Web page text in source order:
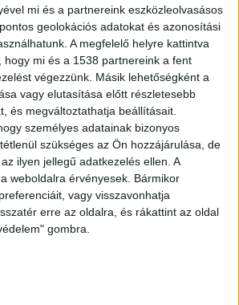
mi és a partnereink eszközleolvasásos
geolokációs adatokat és azonosítási
A megfelelő helyre kattintva
hogy mi és a 1538 partnereink a fent
végezzünk. Másik lehetőségként a
vagy elutasítása előtt részletesebb
és megváltoztathatja beállításait.
személyes adatainak bizonyos
szükséges az Ön hozzájárulása, de
ilyen jellegű adatkezelés ellen. A
weboldalra érvényesek. Bármikor
vagy visszavonhatja
erre az oldalra, és rákattint az oldal
gombra.
Járásbíróság azt a férfit,
Bécsbe tartó nemzetközi...